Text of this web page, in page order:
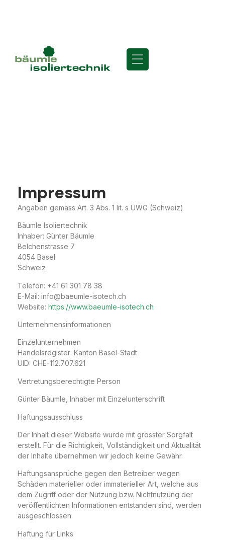
Impressum
Angaben gemäss Art. 3 Abs. 1 lit. s UWG (Schweiz)
Bäumle Isoliertechnik
Inhaber: Günter Bäumle
Belchenstrasse 7
4054 Basel
Schweiz
Telefon: +41 61 301 78 38
E-Mail: info@baeumle-isotech.ch
Website: https://www.baeumle-isotech.ch
Unternehmensinformationen
Einzelunternehmen
Handelsregister: Kanton Basel-Stadt
UID: CHE-112.707.621
Vertretungsberechtigte Person
Günter Bäumle, Inhaber mit Einzelunterschrift
Haftungsausschluss
Der Inhalt dieser Website wurde mit grösster Sorgfalt
erstellt. Für die Richtigkeit, Vollständigkeit und Aktualität
der Inhalte übernehmen wir jedoch keine Gewähr.
Haftungsansprüche gegen den Betreiber wegen
Schäden materieller oder immaterieller Art, welche aus
dem Zugriff oder der Nutzung bzw. Nichtnutzung der
veröffentlichten Informationen entstanden sind, werden
ausgeschlossen.
Haftung für Links